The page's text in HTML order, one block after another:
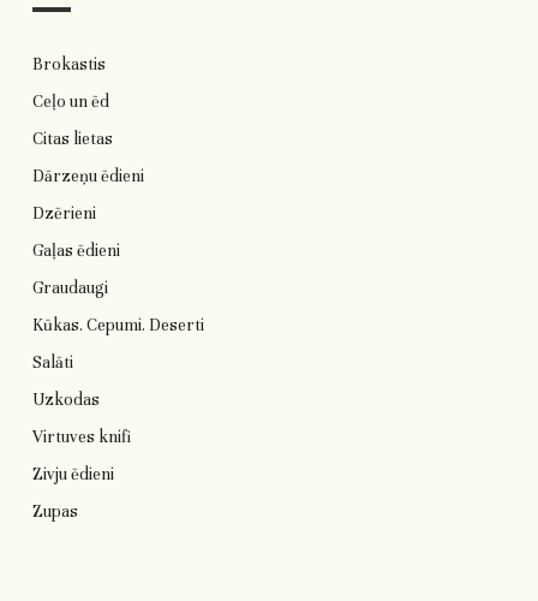
Brokastis
Ceļo un ēd
Citas lietas
Dārzeņu ēdieni
Dzērieni
Gaļas ēdieni
Graudaugi
Kūkas. Cepumi. Deserti
Salāti
Uzkodas
Virtuves knifi
Zivju ēdieni
Zupas